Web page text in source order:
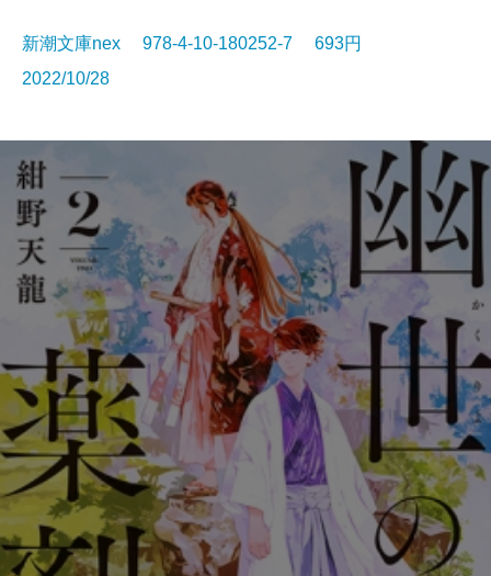
新潮文庫nex 978-4-10-180252-7 693円
2022/10/28